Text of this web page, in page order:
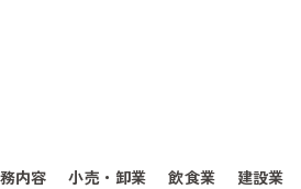
内容 小売・卸業 飲食業 建設業